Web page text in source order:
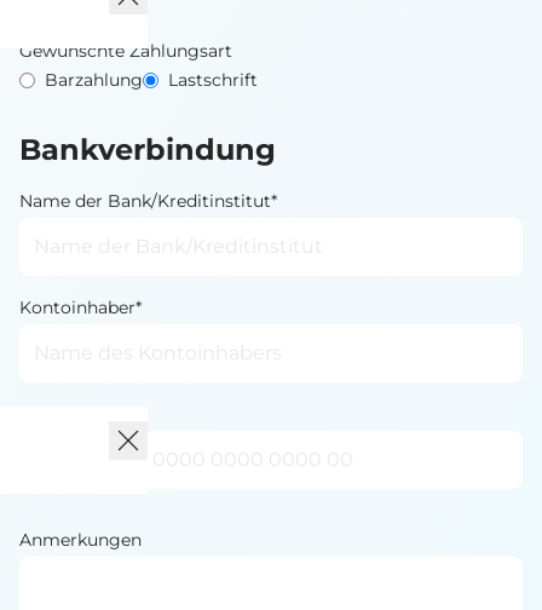
Gewünschte Zahlungsart
Barzahlung
Lastschrift
Bankverbindung
Name der Bank/Kreditinstitut*
Kontoinhaber*
Anmerkungen